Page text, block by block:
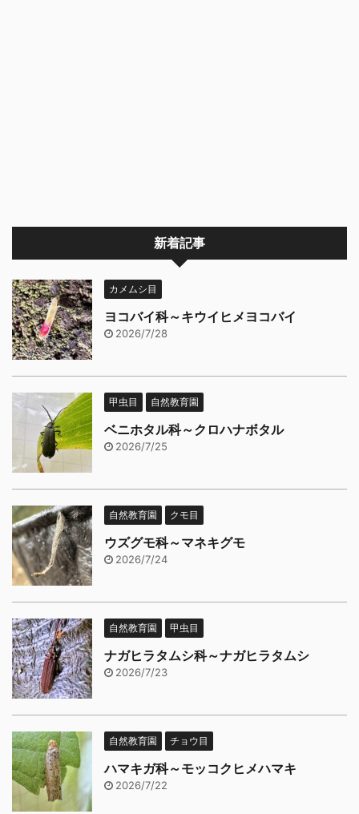
新着記事
カメムシ目
ヨコバイ科～キウイヒメヨコバイ
2026/7/28
甲虫目 自然教育園
ベニホタル科～クロハナボタル
2026/7/25
自然教育園 クモ目
ウズグモ科～マネキグモ
2026/7/24
自然教育園 甲虫目
ナガヒラタムシ科～ナガヒラタムシ
2026/7/23
自然教育園 チョウ目
ハマキガ科～モッコクヒメハマキ
2026/7/22